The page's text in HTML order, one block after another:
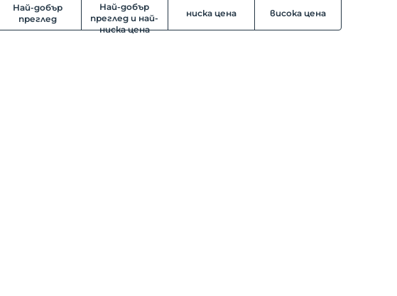
Най-добър
преглед
Най-добър
преглед и най-
ниска цена
ниска цена висока цена